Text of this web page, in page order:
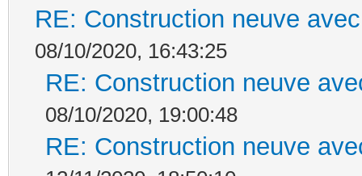
RE: Construction neuve
08/10/2020, 16:43:25
RE: Construction neuve
08/10/2020, 19:00:48
RE: Construction neuve